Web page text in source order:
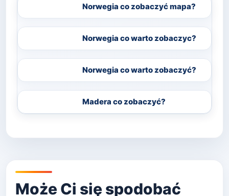
Norwegia co zobaczyć mapa?
Norwegia co warto zobaczyc?
Norwegia co warto zobaczyć?
Madera co zobaczyć?